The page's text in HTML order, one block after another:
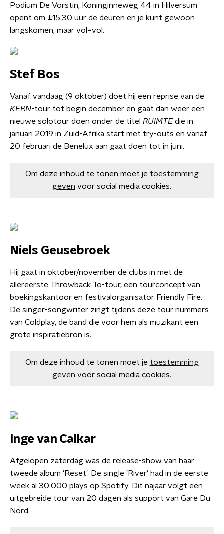
Podium De Vorstin, Koninginneweg 44 in Hilversum
opent om ±15.30 uur de deuren en je kunt gewoon
langskomen, maar vol=vol.
Stef Bos
Vanaf vandaag (9 oktober) doet hij een reprise van de
KERN-tour tot begin december en gaat dan weer een
nieuwe solotour doen onder de titel RUIMTEdie in
januari 2019 in Zuid-Afrika start met try-outs en vanaf
20 februari de Benelux aan gaat doen tot in juni.
Om deze inhoud te tonen moet je toestemming
geven voor social media cookies.
Niels Geusebroek
Hij gaat in oktober/november de clubs in met de
allereerste Throwback To-tour, een tourconcept van
boekingskantoor en festivalorganisator Friendly Fire.
De singer-songwriter zingt tijdens deze tour nummers
van Coldplay, de band die voor hem als muzikant een
grote inspiratiebron is.
Om deze inhoud te tonen moet je toestemming
geven voor social media cookies.
Inge van Calkar
Afgelopen zaterdag was de release-show van haar
tweede album 'Reset'. De single 'River' had in de eerste
week al 30.000 plays op Spotify. Dit najaar volgt een
uitgebreide tour van 20 dagen als support van Gare Du
Nord.